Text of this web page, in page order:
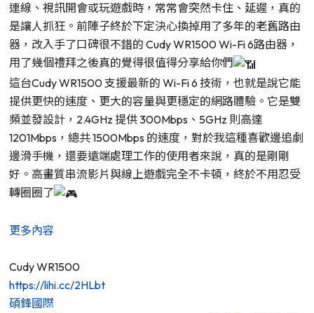
連線、視訊開會或玩遊戲時，常常會突然卡住、延遲，真的
是讓人抓狂。前陣子終於下定決心換掉用了多年的老舊路由
器，改入手了口碑很不錯的 Cudy WR1500 Wi-Fi 6路由器，
用了幾個禮拜之後真的覺得很值得分享給你們
這台Cudy WR1500 支援最新的 Wi-Fi 6 技術，也就是說它能
提供更快的速度、更大的容量與更穩定的網路體驗。它是雙
頻並發設計，2.4GHz 提供 300Mbps、5GHz 則高達
1201Mbps，總共 1500Mbps 的速度，對於我這種喜歡邊追劇
邊滑手機，還要遠端處理工作的使用者來說，真的是剛剛
好。高畫質串流影片與線上遊戲完全不卡頓，終於不用忍受
轉圈圈了
更多內容
Cudy WR1500
https://lihi.cc/2HLbt
碩鋒國際